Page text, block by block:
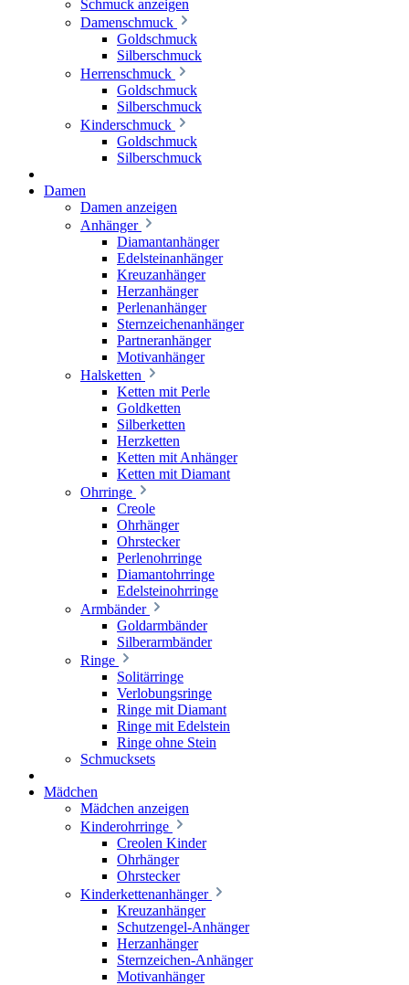
Schmuck anzeigen
Damenschmuck
Goldschmuck
Silberschmuck
Herrenschmuck
Goldschmuck
Silberschmuck
Kinderschmuck
Goldschmuck
Silberschmuck
Damen
Damen anzeigen
Anhänger
Diamantanhänger
Edelsteinanhänger
Kreuzanhänger
Herzanhänger
Perlenanhänger
Sternzeichenanhänger
Partneranhänger
Motivanhänger
Halsketten
Ketten mit Perle
Goldketten
Silberketten
Herzketten
Ketten mit Anhänger
Ketten mit Diamant
Ohrringe
Creole
Ohrhänger
Ohrstecker
Perlenohrringe
Diamantohrringe
Edelsteinohrringe
Armbänder
Goldarmbänder
Silberarmbänder
Ringe
Solitärringe
Verlobungsringe
Ringe mit Diamant
Ringe mit Edelstein
Ringe ohne Stein
Schmucksets
Mädchen
Mädchen anzeigen
Kinderohrringe
Creolen Kinder
Ohrhänger
Ohrstecker
Kinderkettenanhänger
Kreuzanhänger
Schutzengel-Anhänger
Herzanhänger
Sternzeichen-Anhänger
Motivanhänger